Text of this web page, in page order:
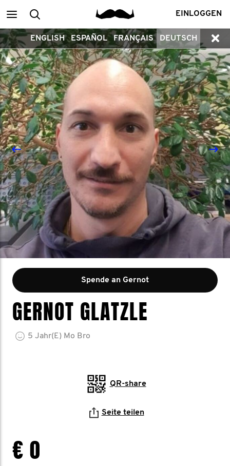
Main
menu
Search EINLOGGEN
ENGLISH ESPAÑOL FRANÇAIS DEUTSCH
Spende an Gernot
GERNOT GLATZLE
5 Jahr(e) Mo Bro
QR-share
Seite teilen
€ 0